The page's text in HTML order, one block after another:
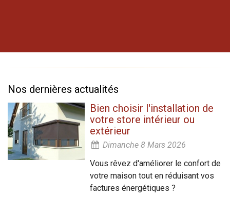
Nos dernières actualités
Bien choisir l'installation de
votre store intérieur ou
extérieur
Dimanche 8 Mars 2026
Vous rêvez d'améliorer le confort de
votre maison tout en réduisant vos
factures énergétiques ?